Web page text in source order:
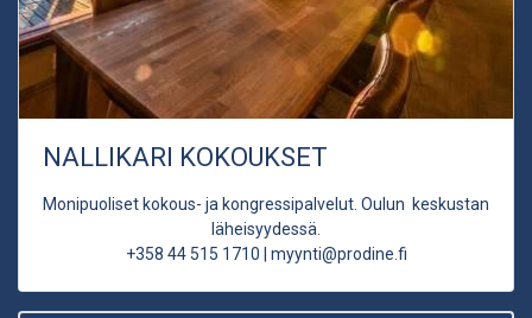
NALLIKARI KOKOUKSET
Monipuoliset kokous- ja kongressipalvelut. Oulun keskustan
läheisyydessä.
+358 44 515 1710 | myynti@prodine.fi